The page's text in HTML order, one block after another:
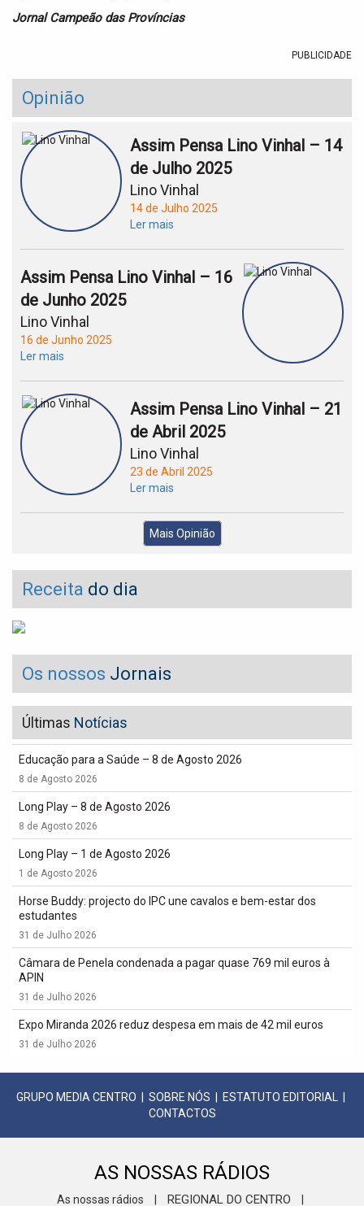
Jornal Campeão das Províncias
PUBLICIDADE
Opinião
Assim Pensa Lino Vinhal – 14
de Julho 2025
Lino Vinhal
14 de Julho 2025
Ler mais
Assim Pensa Lino Vinhal – 16
de Junho 2025
Lino Vinhal
16 de Junho 2025
Ler mais
Assim Pensa Lino Vinhal – 21
de Abril 2025
Lino Vinhal
23 de Abril 2025
Ler mais
Mais Opinião
Receita do dia
Os nossos Jornais
Últimas Notícias
Educação para a Saúde – 8 de Agosto 2026
8 de Agosto 2026
Long Play – 8 de Agosto 2026
8 de Agosto 2026
Long Play – 1 de Agosto 2026
1 de Agosto 2026
Horse Buddy: projecto do IPC une cavalos e bem-estar dos
estudantes
31 de Julho 2026
Câmara de Penela condenada a pagar quase 769 mil euros à
APIN
31 de Julho 2026
Expo Miranda 2026 reduz despesa em mais de 42 mil euros
31 de Julho 2026
GRUPO MEDIA CENTRO SOBRE NÓS ESTATUTO EDITORIAL
CONTACTOS
AS NOSSAS RÁDIOS
As nossas rádios REGIONAL DO CENTRO